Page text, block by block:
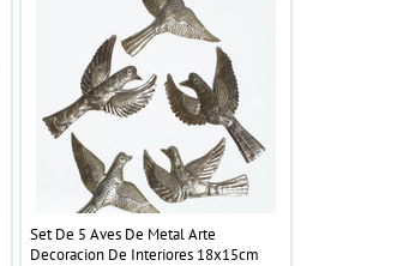
Set De 5 Aves De Metal Arte
Decoracion De Interiores 18x15cm